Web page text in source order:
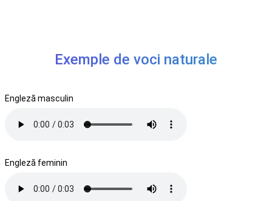
Exemple de voci naturale
Engleză masculin
Engleză feminin